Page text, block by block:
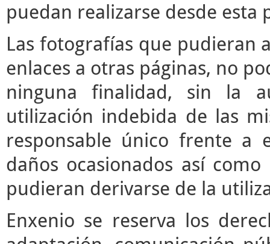
puedan realizarse desde esta
Las fotografías que pudieran
enlaces a otras páginas, no
ninguna finalidad, sin la
utilización indebida de las
responsable único frente a
daños ocasionados así
pudieran derivarse de la
Enxenio se reserva los